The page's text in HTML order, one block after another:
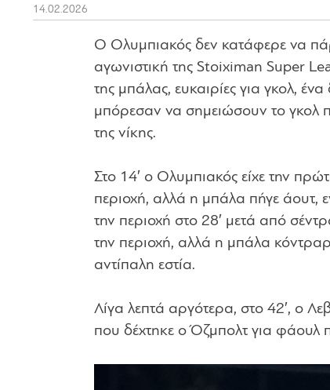
14.02.2026
Ο Ολυμπιακός δεν κατάφερε να
αγωνιστική της Stoiximan Super
της μπάλας, ευκαιρίες για γκολ,
μπόρεσαν να σημειώσουν το γκολ
της νίκης.
Στο 14′ ο Ολυμπιακός είχε την
περιοχή, αλλά η μπάλα πήγε άουτ,
την περιοχή στο 28′ μετά από
την περιοχή, αλλά η μπάλα
αντίπαλη εστία.
Λίγα λεπτά αργότερα, στο 42′, ο
που δέχτηκε ο Όζμπολτ για φάουλ